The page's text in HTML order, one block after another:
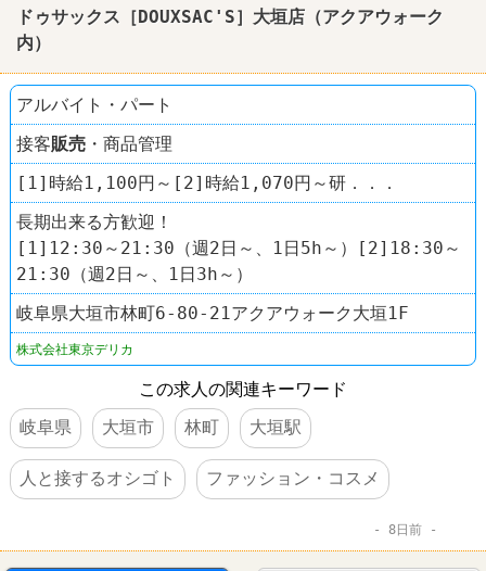
ドゥサックス［DOUXSAC'S］大垣店（アクアウォーク
内）
アルバイト・パート
接客販売 ・商品管理
[1]時給1,100円～[2]時給1,070円～研．．．
長期出来る方歓迎！
[1]12:30～21:30（週2日～、1日5h～）[2]18:30～
21:30（週2日～、1日3h～）
岐阜県大垣市林町6-80-21アクアウォーク大垣1F
株式会社東京デリカ
この求人の関連キーワード
岐阜県
大垣市 林町 大垣駅
人と接するオシゴト ファッション・コスメ
8日前